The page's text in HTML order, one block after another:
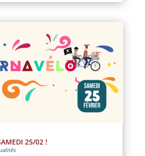
25/02 !